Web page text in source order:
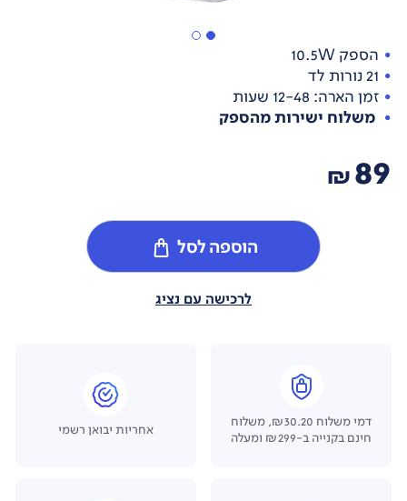
הספק 10.5W
21 נורות לד
זמן הארה: 12-48 שעות
משלוח ישירות מהספק
89
₪
הוספה לסל
לרכישה עם נציג
דמי משלוח ₪30.20, משלוח
חינם בקנייה ב-₪299 ומעלה
אחריות יבואן רשמי